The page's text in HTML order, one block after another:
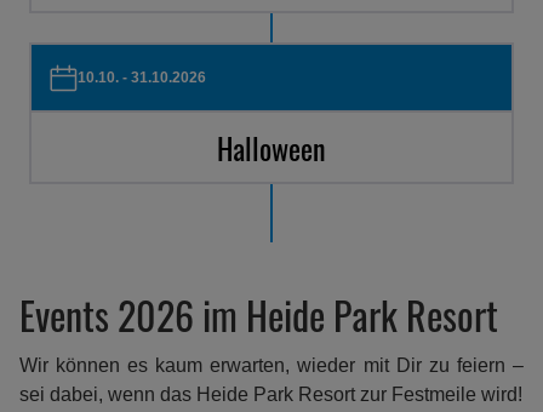
10.10. - 31.10.2026
Halloween
Events 2026 im Heide Park Resort
Wir können es kaum erwarten, wieder mit Dir zu feiern –
sei dabei, wenn das Heide Park Resort zur Festmeile wird!